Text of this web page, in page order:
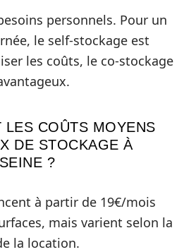
personnels. Pour un
le self-stockage est
les coûts, le co-stockage
LES COÛTS MOYENS
DE STOCKAGE À
?
à partir de 19€/mois
mais varient selon la
la location.